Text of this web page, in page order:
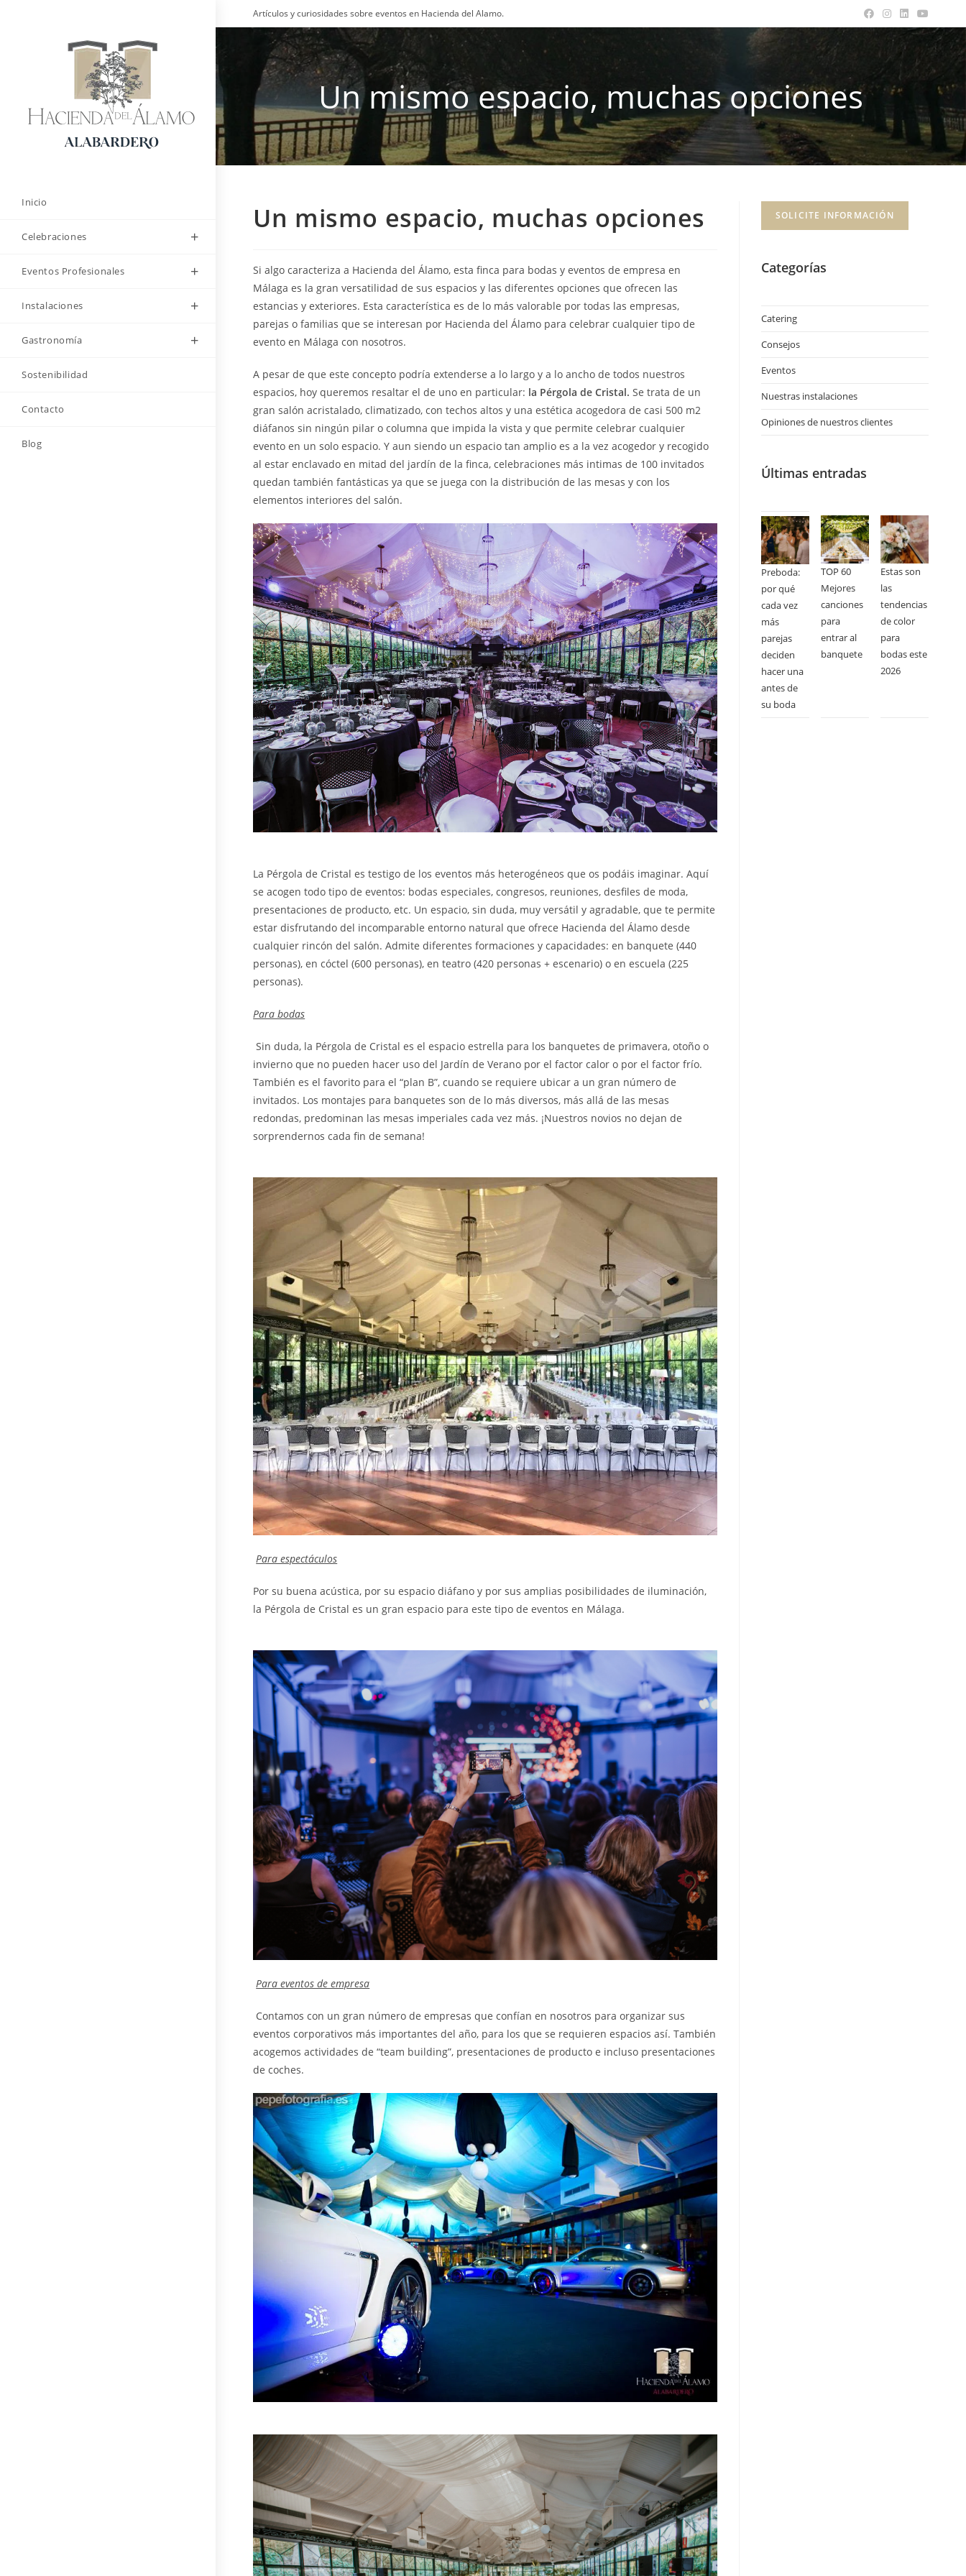
al
contenido
Artículos y curiosidades sobre eventos en Hacienda del Alamo.
Inicio
Celebraciones
Eventos Profesionales
Instalaciones
Gastronomía
Sostenibilidad
Contacto
Blog
Un mismo espacio, muchas opciones
Un mismo espacio, muchas opciones
Si algo caracteriza a Hacienda del Álamo, esta finca para bodas y eventos de empresa en
Málaga es la gran versatilidad de sus espacios y las diferentes opciones que ofrecen las
estancias y exteriores. Esta característica es de lo más valorable por todas las empresas,
parejas o familias que se interesan por Hacienda del Álamo para celebrar cualquier tipo de
evento en Málaga con nosotros.
A pesar de que este concepto podría extenderse a lo largo y a lo ancho de todos nuestros
espacios, hoy queremos resaltar el de uno en particular: la Pérgola de Cristal. Se trata de un
gran salón acristalado, climatizado, con techos altos y una estética acogedora de casi 500 m2
diáfanos sin ningún pilar o columna que impida la vista y que permite celebrar cualquier
evento en un solo espacio. Y aun siendo un espacio tan amplio es a la vez acogedor y recogido
al estar enclavado en mitad del jardín de la finca, celebraciones más intimas de 100 invitados
quedan también fantásticas ya que se juega con la distribución de las mesas y con los
elementos interiores del salón.
La Pérgola de Cristal es testigo de los eventos más heterogéneos que os podáis imaginar. Aquí
se acogen todo tipo de eventos: bodas especiales, congresos, reuniones, desfiles de moda,
presentaciones de producto, etc. Un espacio, sin duda, muy versátil y agradable, que te permite
estar disfrutando del incomparable entorno natural que ofrece Hacienda del Álamo desde
cualquier rincón del salón. Admite diferentes formaciones y capacidades: en banquete (440
personas), en cóctel (600 personas), en teatro (420 personas + escenario) o en escuela (225
personas).
Para bodas
Sin duda, la Pérgola de Cristal es el espacio estrella para los banquetes de primavera, otoño o
invierno que no pueden hacer uso del Jardín de Verano por el factor calor o por el factor frío.
También es el favorito para el “plan B”, cuando se requiere ubicar a un gran número de
invitados. Los montajes para banquetes son de lo más diversos, más allá de las mesas
redondas, predominan las mesas imperiales cada vez más. ¡Nuestros novios no dejan de
sorprendernos cada fin de semana!
Para espectáculos
Por su buena acústica, por su espacio diáfano y por sus amplias posibilidades de iluminación,
la Pérgola de Cristal es un gran espacio para este tipo de eventos en Málaga.
Para eventos de empresa
Contamos con un gran número de empresas que confían en nosotros para organizar sus
eventos corporativos más importantes del año, para los que se requieren espacios así. También
acogemos actividades de “team building”, presentaciones de producto e incluso presentaciones
de coches.
SOLICITE INFORMACIÓN
Categorías
Catering
Consejos
Eventos
Nuestras instalaciones
Opiniones de nuestros clientes
Últimas entradas
Preboda:
por qué
cada vez
más
parejas
deciden
hacer una
antes de
su boda
TOP 60
Mejores
canciones
para
entrar al
banquete
Estas son
las
tendencias
de color
para
bodas este
2026